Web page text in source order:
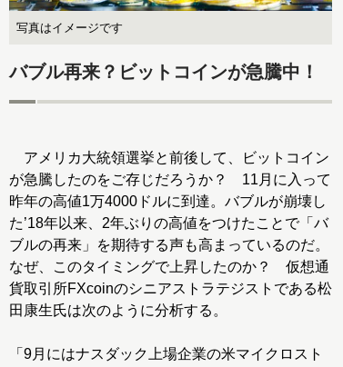
写真はイメージです
バブル再来？ビットコインが急騰中！
アメリカ大統領選挙と前後して、ビットコイン
が急騰したのをご存じだろうか？ 11月に入って
昨年の高値1万4000ドルに到達。バブルが崩壊し
た’18年以来、2年ぶりの高値をつけたことで「バ
ブルの再来」を期待する声も高まっているのだ。
なぜ、このタイミングで上昇したのか？ 仮想通
貨取引所FXcoinのシニアストラテジストである松
田康生氏は次のように分析する。
「9月にはナスダック上場企業の米マイクロスト